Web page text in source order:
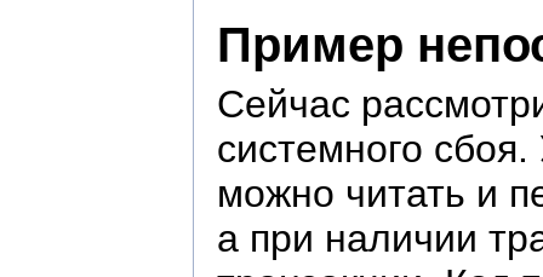
Пример
Сейчас
системного
можно читать и
а при наличии